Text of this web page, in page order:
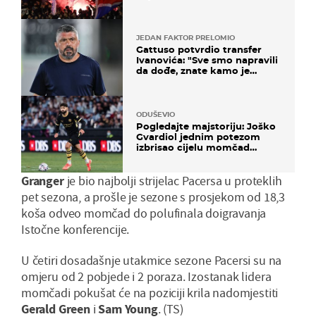
JEDAN FAKTOR PRELOMIO
Gattuso potvrdio transfer
Ivanovića: "Sve smo napravili
da dođe, znate kamo je
ODUŠEVIO
Pogledajte majstoriju: Joško
Gvardiol jednim potezom
izbrisao cijelu momčad
Grangerje bio najbolji strijelac Pacersa u proteklih
pet sezona, a prošle je sezone s prosjekom od 18,3
koša odveo momčad do polufinala doigravanja
Istočne konferencije.
U četiri dosadašnje utakmice sezone Pacersi su na
omjeru od 2 pobjede i 2 poraza. Izostanak lidera
momčadi pokušat će na poziciji krila nadomjestiti
Gerald Greeni Sam Young. (TS)